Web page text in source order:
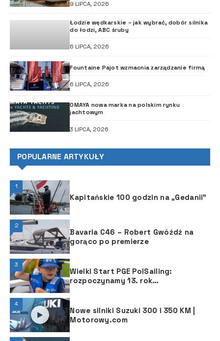
9 LIPCA, 2026
Łodzie wędkarskie – jak wybrać, dobór silnika
do łodzi, ABC śruby
6 LIPCA, 2026
Fountaine Pajot wzmacnia zarządzanie firmą
6 LIPCA, 2026
OMAYA nowa marka na polskim rynku
jachtowym
3 LIPCA, 2026
POPULARNE ARTYKUŁY
1
Kapitańskie 100 godzin na „Gedanii”
2
Bavaria C46 – Robert Gwóźdź na
gorąco po premierze
3
Wielki Start PGE PolSailing:
rozpoczynamy 13. rok
4
Nowe silniki Suzuki 300 i 350 KM |
Motorowy.com